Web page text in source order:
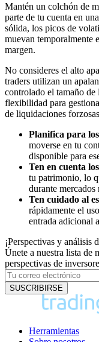
Mantén un colchón de
parte de tu cuenta en
sólida, los picos de
muevan temporalmente
margen.
No consideres el alto
traders utilizan un
controlado el tamaño de
flexibilidad para
de liquidaciones
Planifica para
moverse en tu
disponible para
Ten en cuenta
tu patrimonio, lo
durante mercados
Ten cuidado al
rápidamente el
entrada adicional
¡Perspectivas y análisis
Únete a nuestra lista de
perspectivas de
Herramientas